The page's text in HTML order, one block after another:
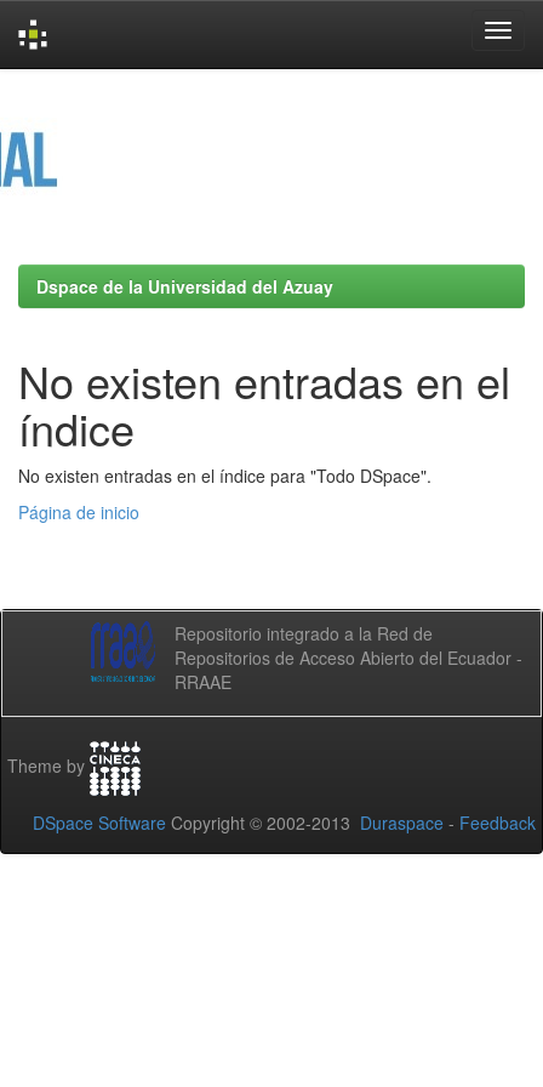
Dspace de la Universidad del Azuay
No existen entradas en el
índice
No existen entradas en el índice para "Todo DSpace".
Página de inicio
Repositorio integrado a la Red de
Repositorios de Acceso Abierto del Ecuador -
RRAAE
Theme by
DSpace Software Copyright © 2002-2013 Duraspace - Feedback